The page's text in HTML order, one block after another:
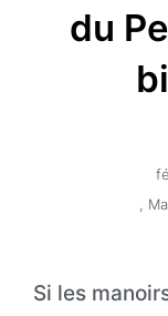
du
Si les